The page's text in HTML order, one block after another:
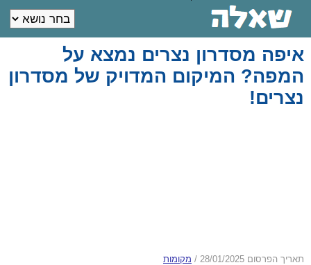
איפה מסדרון נצרים נמצא על
המפה? המיקום המדויק של מסדרון
נצרים!
תאריך הפרסום 28/01/2025 / מקומות